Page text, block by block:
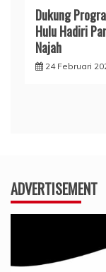
Dukung
Hulu Hadiri
Najah
24 Februari
ADVERTISEMENT